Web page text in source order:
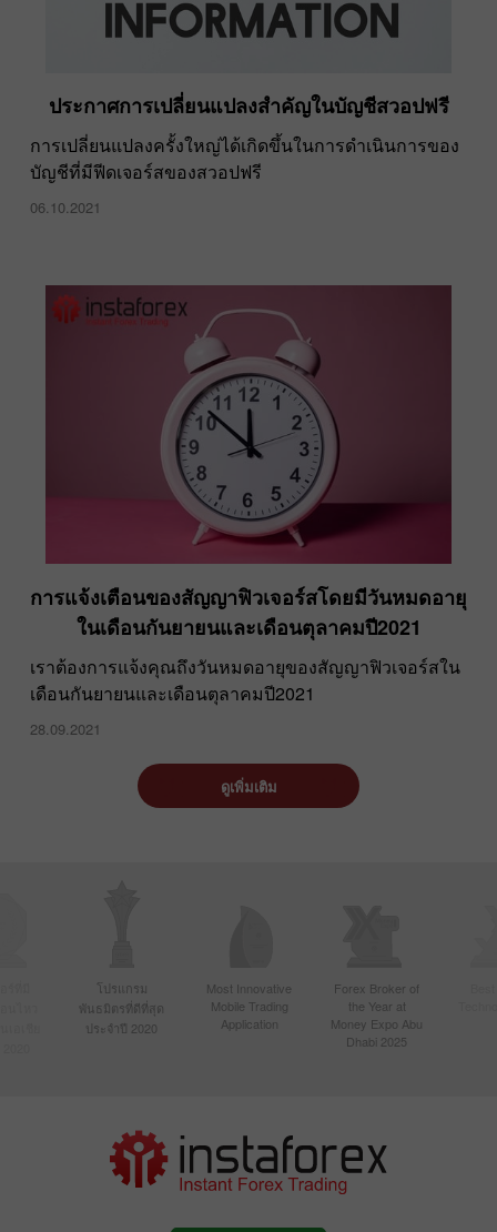
ประกาศการเปลี่ยนแปลงสำคัญในบัญชีสวอปฟรี
การเปลี่ยนแปลงครั้งใหญ่ได้เกิดขึ้นในการดำเนินการของ
บัญชีที่มีฟีดเจอร์สของสวอปฟรี
06.10.2021
การแจ้งเตือนของสัญญาฟิวเจอร์สโดยมีวันหมดอายุ
ในเดือนกันยายนและเดือนตุลาคมปี2021
เราต้องการแจ้งคุณถึงวันหมดอายุของสัญญาฟิวเจอร์สใน
เดือนกันยายนและเดือนตุลาคมปี2021
28.09.2021
ดูเพิ่มเติม
โปรแกรม
พันธมิตรที่ดีที่สุด
ประจำปี 2020
Most Innovative
Mobile Trading
Application
Forex Broker of
the Year at
Money Expo Abu
Dhabi 2025